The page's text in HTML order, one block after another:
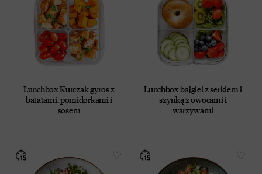
Lunchbox Kurczak gyros z
batatami, pomidorkami i
sosem
Lunchbox bajgiel z serkiem i
szynką z owocami i
warzywami